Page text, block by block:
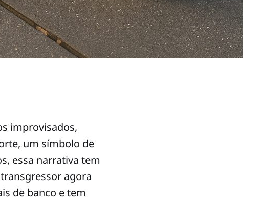
improvisados,
um símbolo de
essa narrativa tem
agora
de banco e tem